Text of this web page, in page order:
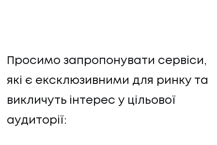
Просимо запропонувати сервіси,
які є ексклюзивними для ринку та
викличуть інтерес у цільової
аудиторії: